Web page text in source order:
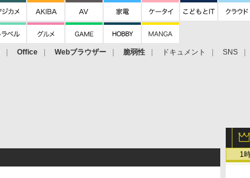
Office Webブラウザー 脆弱性 ドキュメント SNS
1